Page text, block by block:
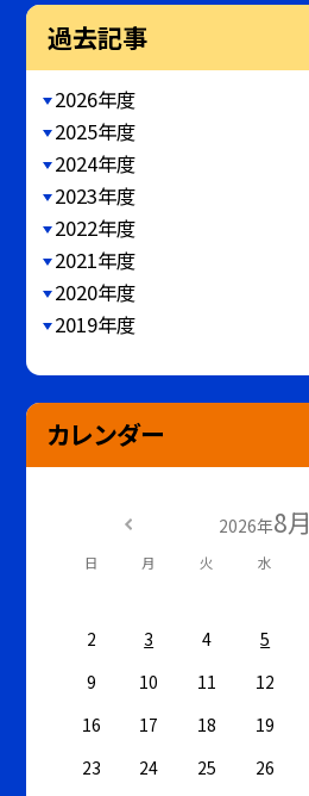
過去記事
2026年度
2025年度
2024年度
2023年度
2022年度
2021年度
2020年度
2019年度
カレンダー
2026年8月
日 月 火 水
2
3 4 5
9
10 11 12
16
17 18 19
23
24 25 26